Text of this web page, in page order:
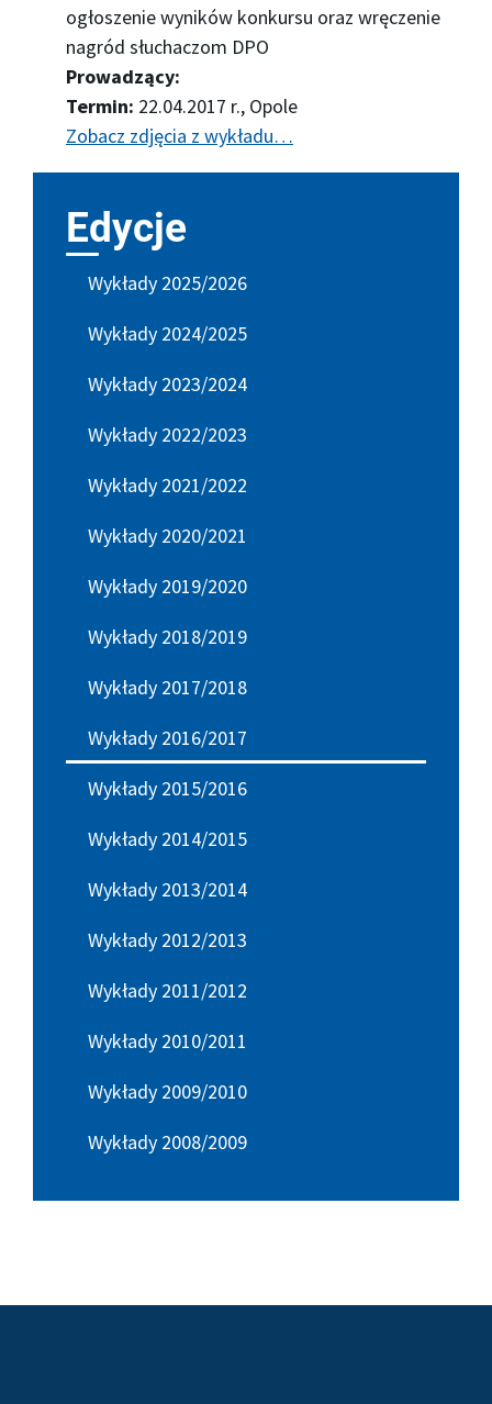
ogłoszenie wyników konkursu oraz wręczenie
nagród słuchaczom DPO
Prowadzący:
Termin: 22.04.2017 r., Opole
Zobacz zdjęcia z wykładu…
Edycje
Wykłady 2025/2026
Wykłady 2024/2025
Wykłady 2023/2024
Wykłady 2022/2023
Wykłady 2021/2022
Wykłady 2020/2021
Wykłady 2019/2020
Wykłady 2018/2019
Wykłady 2017/2018
Wykłady 2016/2017
Wykłady 2015/2016
Wykłady 2014/2015
Wykłady 2013/2014
Wykłady 2012/2013
Wykłady 2011/2012
Wykłady 2010/2011
Wykłady 2009/2010
Wykłady 2008/2009